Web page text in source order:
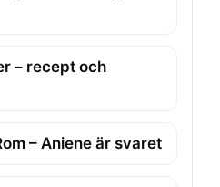
– recept och
– Aniene är svaret